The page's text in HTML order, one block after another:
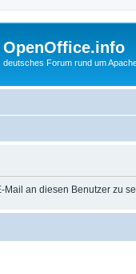
OpenOffice.info
deutsches Forum rund um
an diesen Benutzer zu